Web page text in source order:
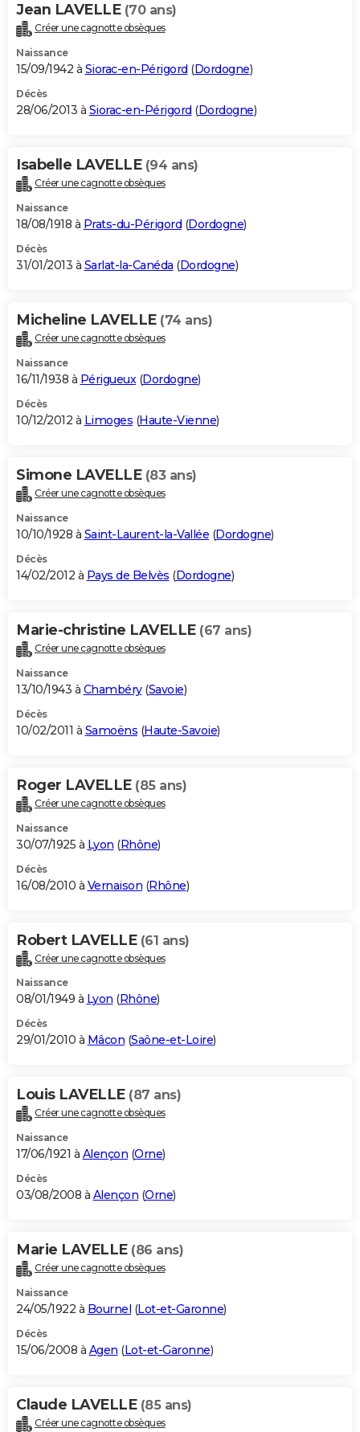
Jean LAVELLE (70 ans)
Créer une cagnotte obsèques
Naissance
15/09/1942 à Siorac-en-Périgord (Dordogne)
Décès
28/06/2013 à Siorac-en-Périgord (Dordogne)
Isabelle LAVELLE (94 ans)
Créer une cagnotte obsèques
Naissance
18/08/1918 à Prats-du-Périgord (Dordogne)
Décès
31/01/2013 à Sarlat-la-Canéda (Dordogne)
Micheline LAVELLE (74 ans)
Créer une cagnotte obsèques
Naissance
16/11/1938 à Périgueux(Dordogne)
Décès
10/12/2012 à Limoges (Haute-Vienne)
Simone LAVELLE (83 ans)
Créer une cagnotte obsèques
Naissance
10/10/1928 à Saint-Laurent-la-Vallée (Dordogne)
Décès
14/02/2012 à Pays de Belvès (Dordogne)
Marie-christine LAVELLE (67 ans)
Créer une cagnotte obsèques
Naissance
13/10/1943 à Chambéry(Savoie)
Décès
10/02/2011 à Samoëns (Haute-Savoie)
Roger LAVELLE (85 ans)
Créer une cagnotte obsèques
Naissance
30/07/1925 à Lyon (Rhône)
Décès
16/08/2010 à Vernaison (Rhône)
Robert LAVELLE (61 ans)
Créer une cagnotte obsèques
Naissance
08/01/1949 à Lyon (Rhône)
Décès
29/01/2010 à Mâcon (Saône-et-Loire)
Louis LAVELLE (87 ans)
Créer une cagnotte obsèques
Naissance
17/06/1921 à Alençon (Orne)
Décès
03/08/2008 à Alençon (Orne)
Marie LAVELLE (86 ans)
Créer une cagnotte obsèques
Naissance
24/05/1922 à Bournel (Lot-et-Garonne)
Décès
15/06/2008 à Agen (Lot-et-Garonne)
Claude LAVELLE (85 ans)
Créer une cagnotte obsèques